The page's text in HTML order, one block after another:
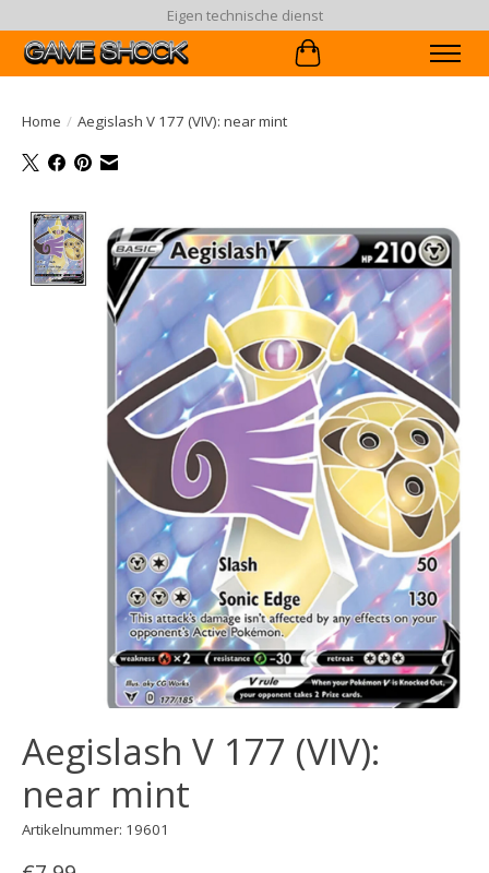
Eigen technische dienst
Winkelwagen
Home / Aegislash V 177 (VIV): near mint
Product image slideshow Items
Aegislash V 177 (VIV):
near mint
Artikelnummer: 19601